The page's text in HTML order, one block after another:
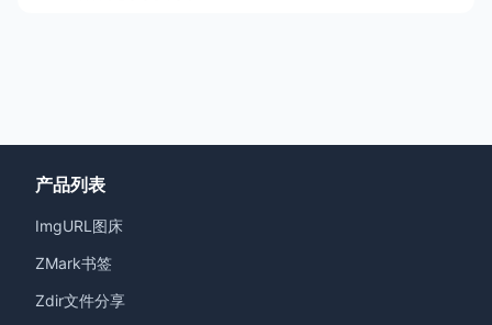
产品列表
ImgURL图床
ZMark书签
Zdir文件分享